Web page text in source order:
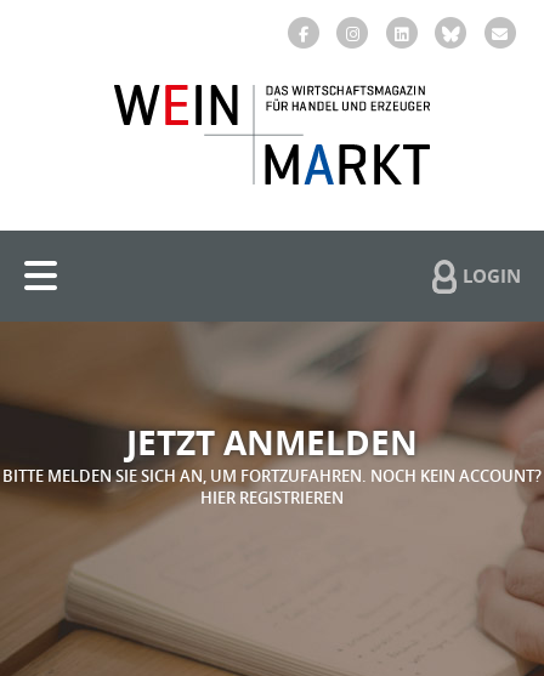
LOGIN
JETZT ANMELDEN
BITTE MELDEN SIE SICH AN, UM FORTZUFAHREN. NOCH KEIN ACCOUNT?
HIER REGISTRIEREN